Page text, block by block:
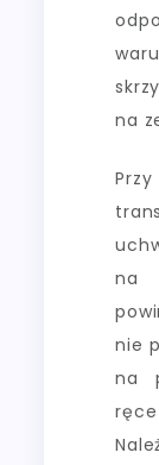
na
na
nie
na